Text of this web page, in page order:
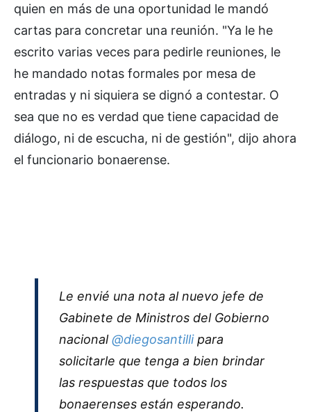
quien en más de una oportunidad le mandó
cartas para concretar una reunión. "Ya le he
escrito varias veces para pedirle reuniones, le
he mandado notas formales por mesa de
entradas y ni siquiera se dignó a contestar. O
sea que no es verdad que tiene capacidad de
diálogo, ni de escucha, ni de gestión", dijo ahora
el funcionario bonaerense.
Le envié una nota al nuevo jefe de
Gabinete de Ministros del Gobierno
nacional@diegosantillipara
solicitarle que tenga a bien brindar
las respuestas que todos los
bonaerenses están esperando.